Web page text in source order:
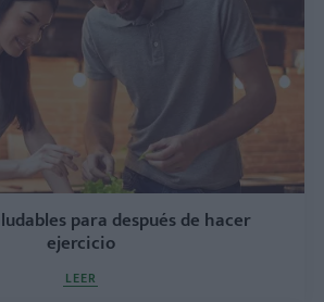
para después de hacer
ejercicio
LEER